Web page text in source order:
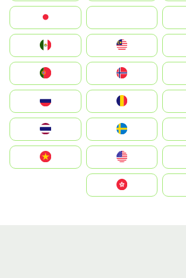
South Korea
Nederland
Portugal
România
Slovensko
United States
Vietnam